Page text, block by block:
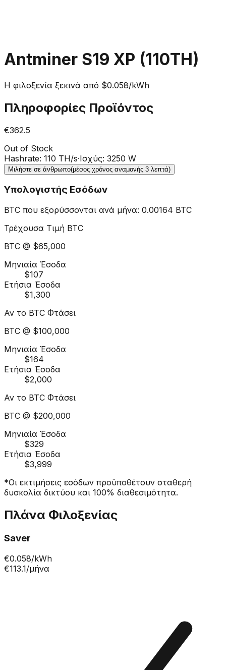
Antminer S19 XP (110TH)
Η φιλοξενία ξεκινά από $0.058/kWh
Πληροφορίες Προϊόντος
€362.5
Out of Stock
Hashrate: 110 TH/s·Ισχύς: 3250 W
Μιλήστε σε άνθρωπο(μέσος χρόνος αναμονής 3 λεπτά)
Υπολογιστής Εσόδων
BTC που εξορύσσονται ανά μήνα: 0.00164 BTC
Τρέχουσα Τιμή BTC
BTC @ $65,000
Μηνιαία Έσοδα
$107
Ετήσια Έσοδα
$1,300
Αν το BTC Φτάσει
BTC @ $100,000
Μηνιαία Έσοδα
$164
Ετήσια Έσοδα
$2,000
Αν το BTC Φτάσει
BTC @ $200,000
Μηνιαία Έσοδα
$329
Ετήσια Έσοδα
$3,999
*Οι εκτιμήσεις εσόδων προϋποθέτουν σταθερή
δυσκολία δικτύου και 100% διαθεσιμότητα.
Πλάνα Φιλοξενίας
Saver
€0.058/kWh
€113.1/μήνα